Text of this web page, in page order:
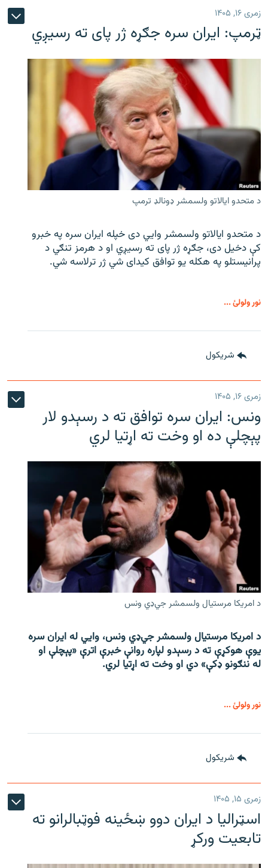
زمری ۱۶, ۱۴۰۵
ټرمپ: ایران سره جګړه ژر پای ته رسیږي
د متحدو ایالاتو ولسمشر ډونالډ ترمپ
د متحدو ایالاتو ولسمشر وايي دی خپله ایران سره په خبرو
کې دخیل دی، جګړه ژر پای ته رسیږي او د هرمز تنګي د
پرانیستلو په هکله یو توافق کیدای شي ژر ترلاسه شي.
نور ولولئ ...
شريکول
زمری ۱۶, ۱۴۰۵
ونس: ایران سره توافق ته د رسېدو لار
پېچلې ده او وخت ته اړتیا لري
د امریکا مرستیال ولسمشر جي‌ډي ونس
د امریکا مرستیال ولسمشر جي‌ډي ونس، وايي له ایران سره
یوې هوکړې ته د رسېدو لپاره روانې خبرې اترې «پېچلې او
له ننګونو ډکې» دي او وخت ته اړتیا لري.
نور ولولئ ...
شريکول
زمری ۱۵, ۱۴۰۵
اسټرالیا د ایران دوو ښځینه فوټبالرانو ته
تابعیت ورکړ